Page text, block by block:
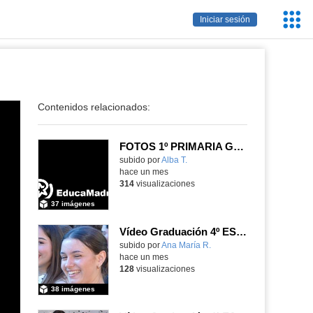
Iniciar sesión
Contenidos relacionados:
FOTOS 1º PRIMARIA GONZALO DE BERCEO
subido porAlba T.
37 imágenes
hace un mes
314visualizaciones
Vídeo Graduación 4º ESO 2025-2026 (2)
subido porAna María R.
38 imágenes
hace un mes
128visualizaciones